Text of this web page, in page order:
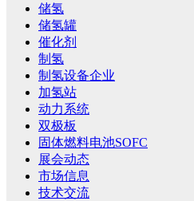
储氢
储氢罐
催化剂
制氢
制氢设备企业
加氢站
动力系统
双极板
固体燃料电池SOFC
展会动态
市场信息
技术交流